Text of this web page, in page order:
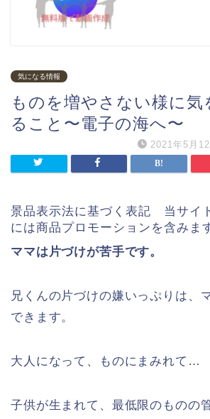
気になる情報
ものを増やさない様に気
ること〜電子の海へ〜
2021年5月12
景品表示法に基づく表記 当サイ
には商品プロモーションを含みま
ママは片づけが苦手です。
兄くんの片づけの嫌いっぷりは、
できます。
大人になって、ものにまみれて…
子供が生まれて、最低限のものの